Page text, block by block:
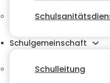
Schulgemeinschaft
Schulleitung